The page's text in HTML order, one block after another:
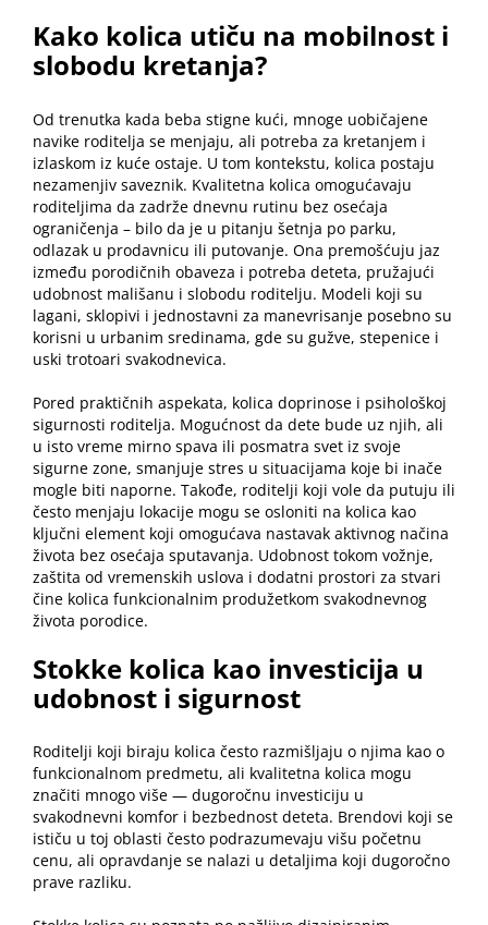
Kako kolica utiču na mobilnost i
slobodu kretanja?
Od trenutka kada beba stigne kući, mnoge uobičajene
navike roditelja se menjaju, ali potreba za kretanjem i
izlaskom iz kuće ostaje. U tom kontekstu, kolica postaju
nezamenjiv saveznik. Kvalitetna kolica omogućavaju
roditeljima da zadrže dnevnu rutinu bez osećaja
ograničenja – bilo da je u pitanju šetnja po parku,
odlazak u prodavnicu ili putovanje. Ona premošćuju jaz
između porodičnih obaveza i potreba deteta, pružajući
udobnost mališanu i slobodu roditelju. Modeli koji su
lagani, sklopivi i jednostavni za manevrisanje posebno su
korisni u urbanim sredinama, gde su gužve, stepenice i
uski trotoari svakodnevica.
Pored praktičnih aspekata, kolica doprinose i psihološkoj
sigurnosti roditelja. Mogućnost da dete bude uz njih, ali
u isto vreme mirno spava ili posmatra svet iz svoje
sigurne zone, smanjuje stres u situacijama koje bi inače
mogle biti naporne. Takođe, roditelji koji vole da putuju ili
često menjaju lokacije mogu se osloniti na kolica kao
ključni element koji omogućava nastavak aktivnog načina
života bez osećaja sputavanja. Udobnost tokom vožnje,
zaštita od vremenskih uslova i dodatni prostori za stvari
čine kolica funkcionalnim produžetkom svakodnevnog
života porodice.
Stokke kolica kao investicija u
udobnost i sigurnost
Roditelji koji biraju kolica često razmišljaju o njima kao o
funkcionalnom predmetu, ali kvalitetna kolica mogu
značiti mnogo više — dugoročnu investiciju u
svakodnevni komfor i bezbednost deteta. Brendovi koji se
ističu u toj oblasti često podrazumevaju višu početnu
cenu, ali opravdanje se nalazi u detaljima koji dugoročno
prave razliku.